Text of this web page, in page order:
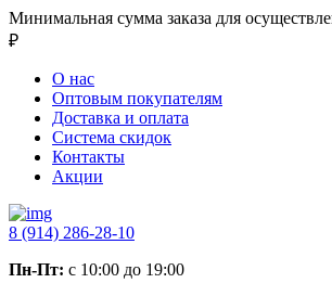
Минимальная сумма заказа для
₽
О нас
Оптовым покупателям
Доставка и оплата
Система скидок
Контакты
Акции
8 (914) 286-28-10
Пн-Пт: с 10:00 до 19:00